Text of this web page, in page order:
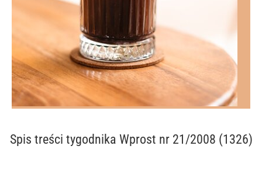
Spis treści tygodnika Wprost nr 21/2008 (1326)